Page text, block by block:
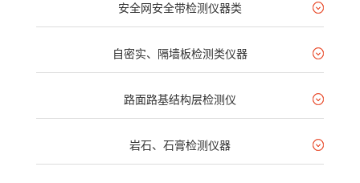
安全网安全带检测仪器类
自密实、隔墙板检测类仪器
路面路基结构层检测仪
岩石、石膏检测仪器